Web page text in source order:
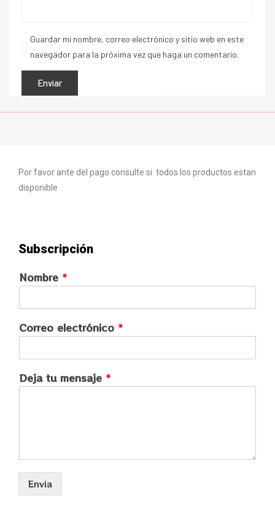
Guardar mi nombre, correo electrónico y sitio web en este
navegador para la próxima vez que haga un comentario.
Por favor ante del pago consulte si todos los productos estan
disponible
Subscripción
Nombre *
Correo electrónico *
Deja tu mensaje *
Envia